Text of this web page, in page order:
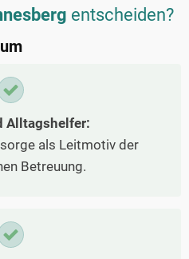
entscheiden?
Alltagshelfer:
als Leitmotiv der
Betreuung.